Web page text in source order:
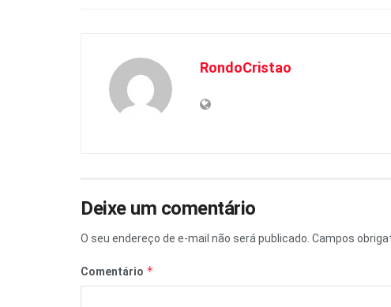
RondoCristao
Deixe um comentário
O seu endereço de e-mail não será publicado. Campos
Comentário *